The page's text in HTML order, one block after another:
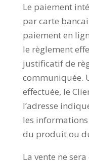
Le paiement
par carte
paiement en
le règlement
justificatif de
communiquée.
effectuée, le
l’adresse
les
du produit ou
La vente ne